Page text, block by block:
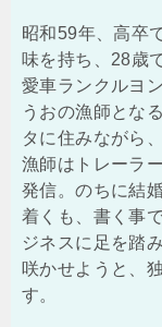
昭和59年、高卒
味を持ち、28歳
愛車ランクルヨ
うおの漁師とな
タに住みながら
漁師はトレーラ
発信。のちに結
着くも、書く事
ジネスに足を踏
咲かせようと、
す。